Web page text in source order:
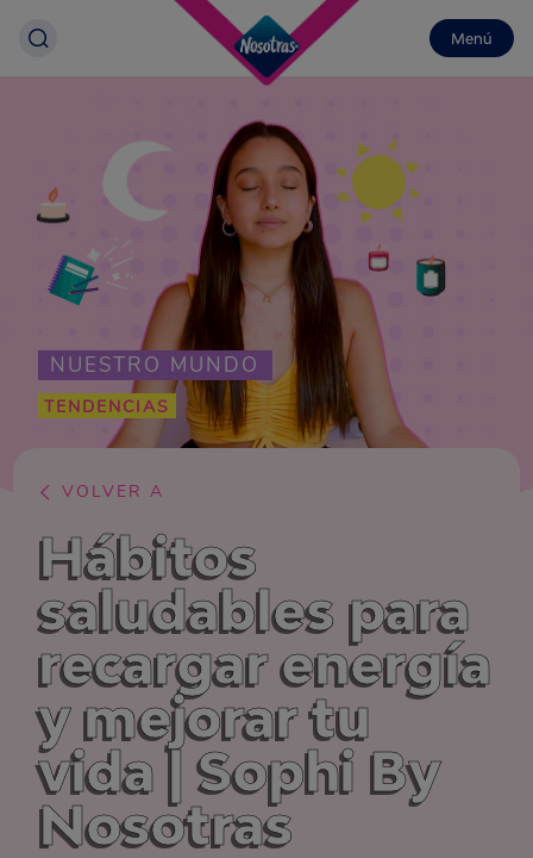
Menú
NUESTRO MUNDO
TENDENCIAS
VOLVER A
Hábitos
saludables para
recargar energía
y mejorar tu
vida | Sophi By
Nosotras